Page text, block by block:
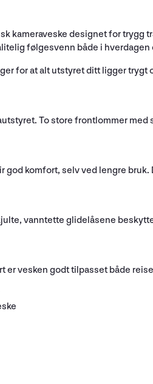
kameraveske designet for
følgesvenn både i hverdagen
for at alt utstyret ditt ligger
To store frontlommer
god komfort, selv ved lengre
vanntette glidelåsene
vesken godt tilpasset både